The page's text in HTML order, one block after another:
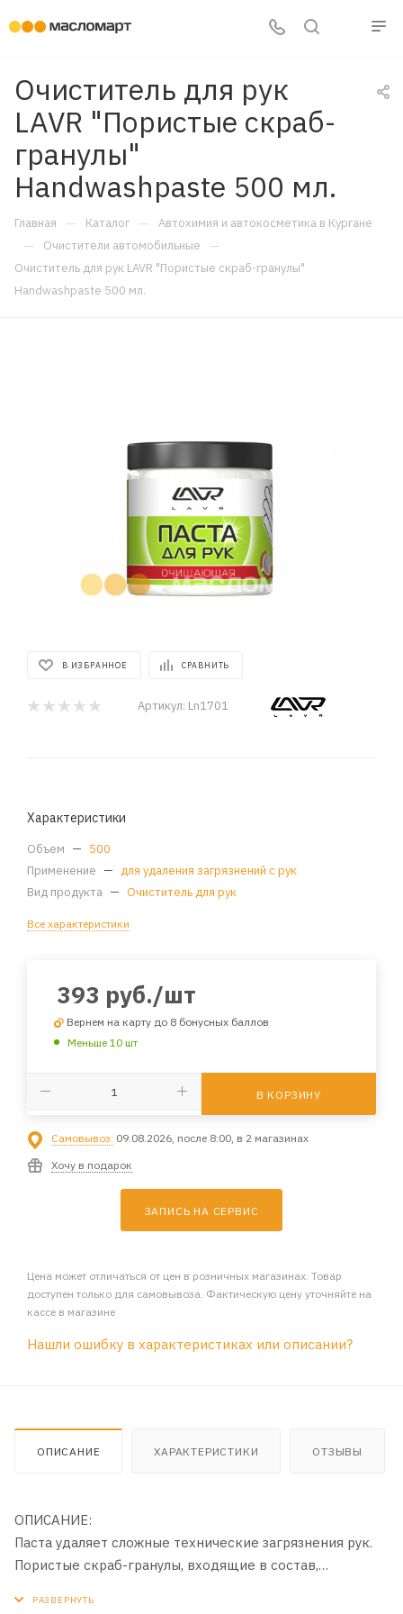
Очиститель для рук
LAVR "Пористые скраб-
гранулы"
Handwashpaste 500 мл.
Главная — Каталог — Автохимия и автокосметика в Кургане
— Очистители автомобильные —
Очиститель для рук LAVR "Пористые скраб-гранулы"
Handwashpaste 500 мл.
В ИЗБРАННОЕ СРАВНИТЬ
Артикул: Ln1701
Характеристики
Объем — 500
Применение — для удаления загрязнений с рук
Вид продукта — Очиститель для рук
Все характеристики
393 руб./шт
Вернем на карту до 8 бонусных баллов
Меньше 10 шт
В КОРЗИНУ
Самовывоз: 09.08.2026, после 8:00, в 2 магазинах
Хочу в подарок
ЗАПИСЬ НА СЕРВИС
Цена может отличаться от цен в розничных магазинах. Товар
доступен только для самовывоза. Фактическую цену уточняйте на
кассе в магазине
Нашли ошибку в характеристиках или описании?
ОПИСАНИЕ ХАРАКТЕРИСТИКИ ОТЗЫВЫ
ОПИСАНИЕ:
Паста удаляет сложные технические загрязнения рук.
Пористые скраб-гранулы, входящие в состав,